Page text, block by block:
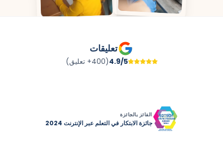
تعليقات
4.9/5(400+ تعليق)
الفائز بالجائزة
جائزة الابتكار في التعلم عبر الإنترنت 2024